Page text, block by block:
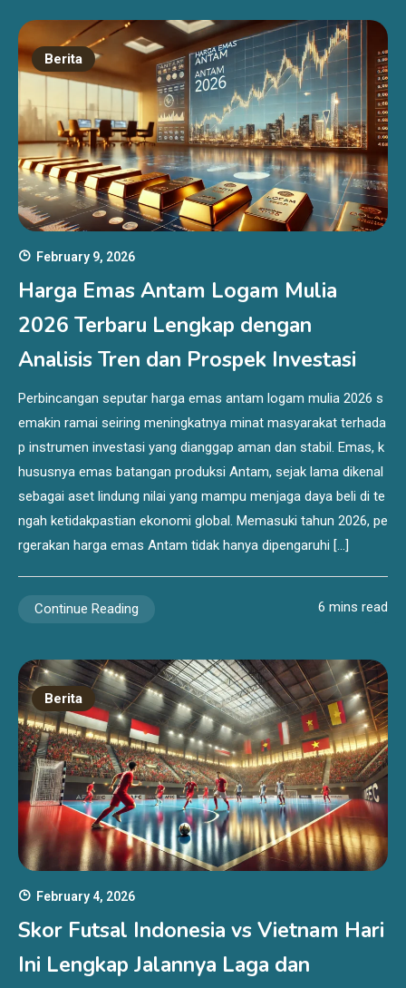
Berita
February 9, 2026
Harga Emas Antam Logam Mulia
2026 Terbaru Lengkap dengan
Analisis Tren dan Prospek Investasi
Perbincangan seputar harga emas antam logam mulia 2026 s
emakin ramai seiring meningkatnya minat masyarakat terhada
p instrumen investasi yang dianggap aman dan stabil. Emas, k
hususnya emas batangan produksi Antam, sejak lama dikenal
sebagai aset lindung nilai yang mampu menjaga daya beli di te
ngah ketidakpastian ekonomi global. Memasuki tahun 2026, pe
rgerakan harga emas Antam tidak hanya dipengaruhi […]
Continue Reading 6 mins read
Berita
February 4, 2026
Skor Futsal Indonesia vs Vietnam Hari
Ini Lengkap Jalannya Laga dan